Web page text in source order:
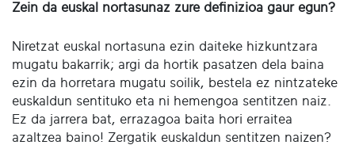
Zein da euskal nortasunaz zure definizioa gaur egun?
Niretzat euskal nortasuna ezin daiteke hizkuntzara
mugatu bakarrik; argi da hortik pasatzen dela baina
ezin da horretara mugatu soilik, bestela ez nintzateke
euskaldun sentituko eta ni hemengoa sentitzen naiz.
Ez da jarrera bat, errazagoa baita hori erraitea
azaltzea baino! Zergatik euskaldun sentitzen naizen?